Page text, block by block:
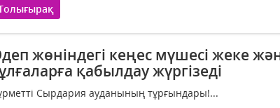
жөніндегі кеңес мүшесі жеке
қабылдау жүргізеді
Сырдария ауданының тұрғындары!...